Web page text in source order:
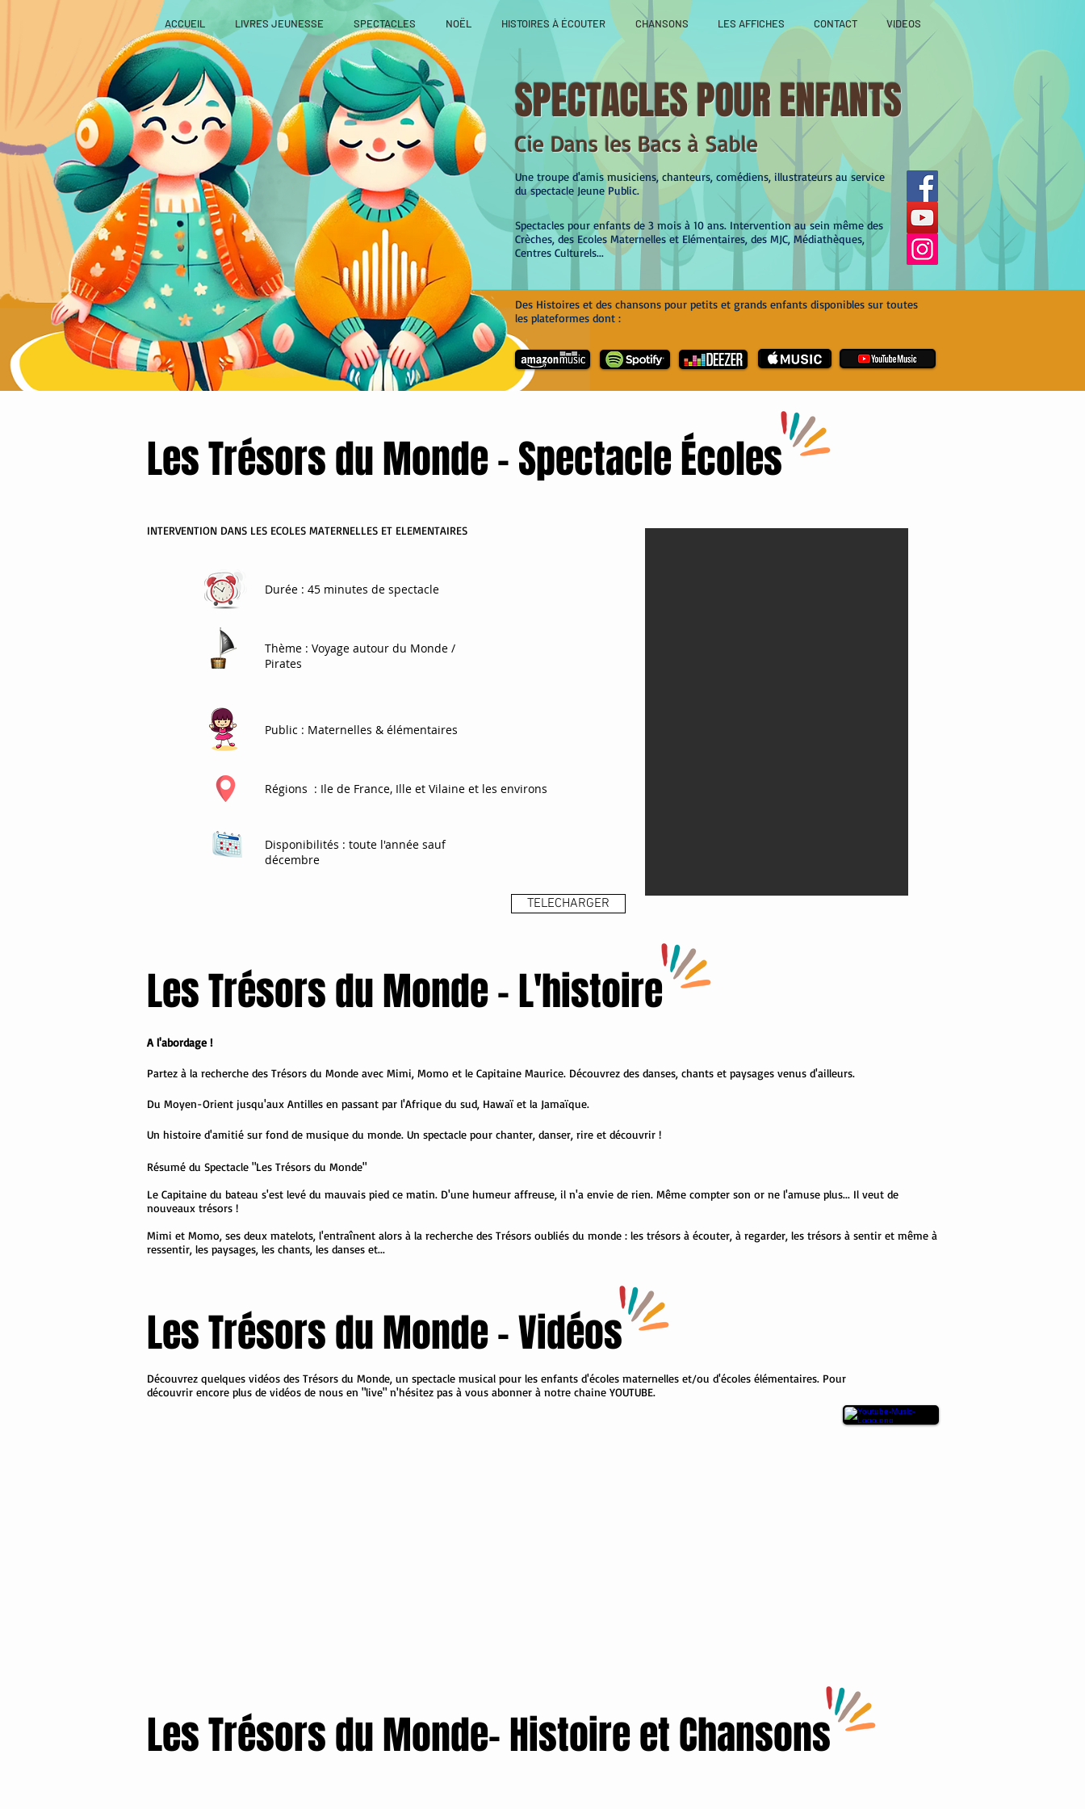
ACCUEIL LIVRES JEUNESSE SPECTACLES NOËL HISTOIRES À ÉCOUTER CHANSONS LES AFFICHES CONTACT VIDEOS
SPECTACLES POUR ENFANTS
Cie Dans les Bacs à Sable
Une troupe d'amis musiciens, chanteurs, comédiens, illustrateurs au service
du spectacle Jeune Public.
Spectacles pour enfants de 3 mois à 10 ans. Intervention au sein même des
Crèches, des Ecoles Maternelles et Elémentaires, des MJC, Médiathèques,
Centres Culturels...
Des Histoires et des chansons pour petits et grands enfants disponibles sur toutes
les plateformes dont :
Les Trésors du Monde - Spectacle Écoles
INTERVENTION DANS LES ECOLES MATERNELLES ET ELEMENTAIRES
Durée : 45 minutes de spectacle
Thème : Voyage autour du Monde /
Pirates
Public : Maternelles & élémentaires
Régions : Ile de France, Ille et Vilaine et les environs
Disponibilités : toute l'année sauf
décembre
TELECHARGER
Les Trésors du Monde - L'histoire
A l'abordage !
Partez à la recherche des Trésors du Monde avec Mimi, Momo et le Capitaine Maurice. Découvrez des danses, chants et paysages venus d'ailleurs.
Du Moyen-Orient jusqu'aux Antilles en passant par l'Afrique du sud, Hawaï et la Jamaïque.
Un histoire d'amitié sur fond de musique du monde. Un spectacle pour chanter, danser, rire et découvrir !
Résumé du Spectacle "Les Trésors du Monde"
Le Capitaine du bateau s'est levé du mauvais pied ce matin. D'une humeur affreuse, il n'a envie de rien. Même compter son or ne l'amuse plus... Il veut de
nouveaux trésors !
Mimi et Momo, ses deux matelots, l'entraînent alors à la recherche des Trésors oubliés du monde : les trésors à écouter, à regarder, les trésors à sentir et même à
ressentir, les paysages, les chants, les danses et...
Les Trésors du Monde - Vidéos
Découvrez quelques vidéos des Trésors du Monde, un spectacle musical pour les enfants d'écoles maternelles et/ou d'écoles élémentaires. Pour
découvrir encore plus de vidéos de nous en "live" n'hésitez pas à vous abonner à notre chaine YOUTUBE.
Les Trésors du Monde- Histoire et Chansons